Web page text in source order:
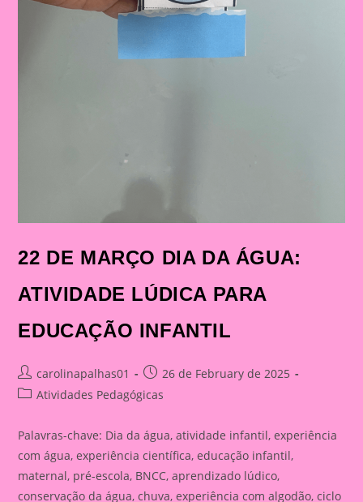
22 DE MARÇO DIA DA ÁGUA:
ATIVIDADE LÚDICA PARA
EDUCAÇÃO INFANTIL
Post
author:
carolinapalhas01
Post
published:
26 de February de 2025
PostAtividades Pedagógicas
Palavras-chave: Dia da água, atividade infantil, experiência
com água, experiência científica, educação infantil,
maternal, pré-escola, BNCC, aprendizado lúdico,
conservação da água, chuva, experiência com algodão, ciclo